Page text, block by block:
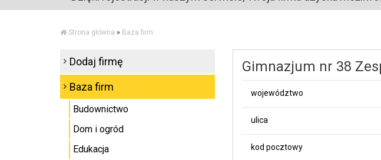
Strona główna » Baza firm
Gimnazjum nr 38
województwo
ulica
kod pocztowy
Dodaj firmę
Baza firm
Budownictwo
Dom i ogród
Edukacja